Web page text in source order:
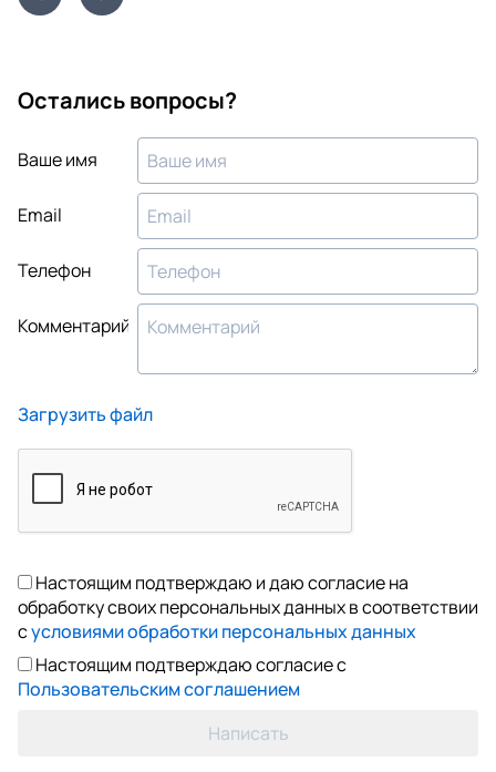
Остались вопросы?
Ваше имя
Email
Телефон
Комментарий
Загрузить файл
Настоящим подтверждаю и даю согласие на
обработку своих персональных данных в соответствии
сусловиями обработки персональных данных
Настоящим подтверждаю согласие с
Пользовательским соглашением
Написать